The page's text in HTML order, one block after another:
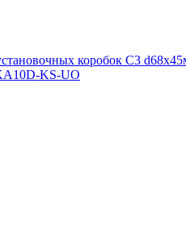
KS-UO